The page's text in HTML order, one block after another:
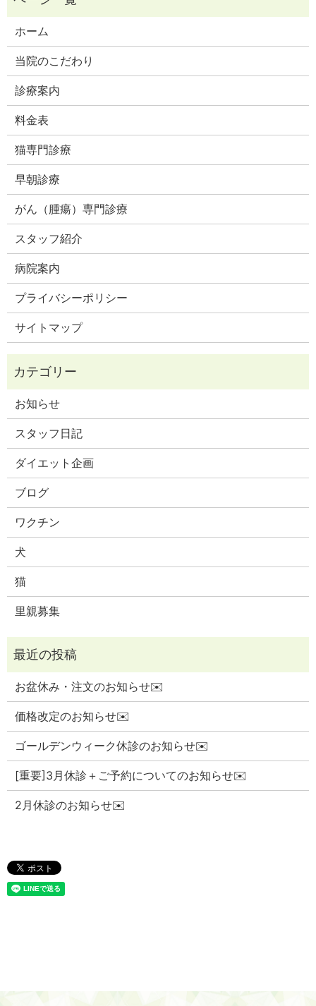
ホーム
当院のこだわり
診療案内
料金表
猫専門診療
早朝診療
がん（腫瘍）専門診療
スタッフ紹介
病院案内
プライバシーポリシー
サイトマップ
お知らせ
スタッフ日記
ダイエット企画
ブログ
ワクチン
犬
猫
里親募集
お盆休み・注文のお知らせ✉️
価格改定のお知らせ✉️
ゴールデンウィーク休診のお知らせ✉️
[重要]3月休診＋ご予約についてのお知らせ✉️
2月休診のお知らせ✉️